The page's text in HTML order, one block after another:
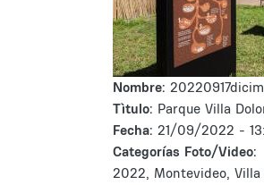
Nombre:
Tìtulo: Parque Villa
Fecha: 21/09/2022 -
Categorías Foto/Video:
2022, Montevideo, Villa